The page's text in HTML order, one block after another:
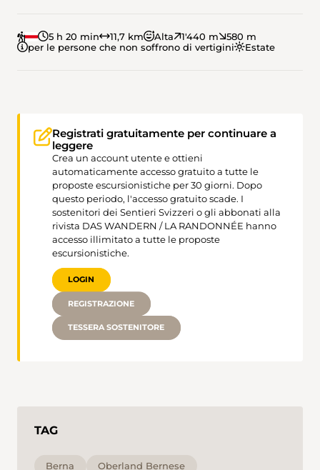
5 h 20 min 11,7 km Alta 1'440 m
580 m
per le persone che non soffrono di vertigini
Estate
Registrati gratuitamente per continuare a
leggere
Crea un account utente e ottieni
automaticamente accesso gratuito a tutte le
proposte escursionistiche per 30 giorni. Dopo
questo periodo, l'accesso gratuito scade. I
sostenitori dei Sentieri Svizzeri o gli abbonati alla
rivista DAS WANDERN / LA RANDONNÉE hanno
accesso illimitato a tutte le proposte
escursionistiche.
LOGIN
REGISTRAZIONE
TESSERA SOSTENITORE
TAG
Berna
Oberland Bernese